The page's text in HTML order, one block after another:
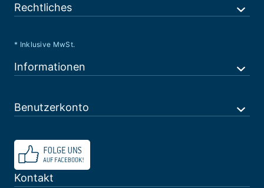
Rechtliches
* Inklusive MwSt.
Informationen
Benutzerkonto
Kontakt